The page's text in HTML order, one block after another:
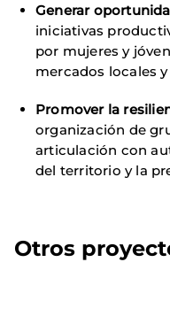
Generar
iniciativas
por mujeres y
mercados locales
Promover la
organización de
articulación con
del territorio y la
Otros